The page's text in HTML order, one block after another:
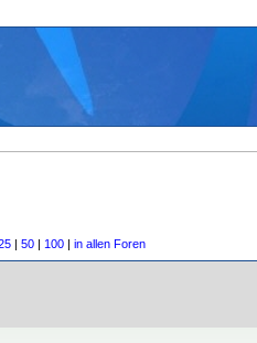
| 50 | 100 | in allen Foren